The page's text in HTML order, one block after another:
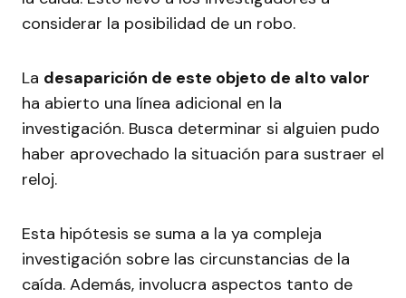
considerar la posibilidad de un robo.
La desaparición de este objeto de alto valor
ha abierto una línea adicional en la
investigación. Busca determinar si alguien pudo
haber aprovechado la situación para sustraer el
reloj.
Esta hipótesis se suma a la ya compleja
investigación sobre las circunstancias de la
caída. Además, involucra aspectos tanto de